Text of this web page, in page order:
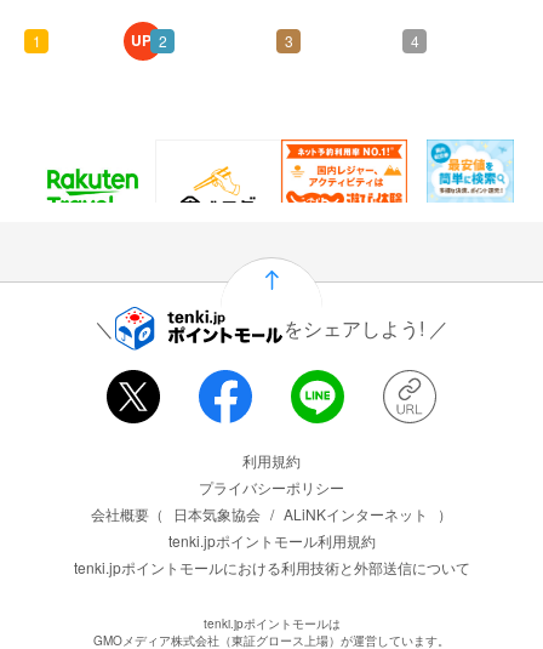
UP!
1
通常：50ポイント
2 3
1.5%還元
4
915ポイント
をシェアしよう!
利用規約
プライバシーポリシー
会社概要（
日本気象協会 / ALiNKインターネット
）
tenki.jpポイントモール利用規約
tenki.jpポイントモールにおける利用技術と外部送信について
tenki.jpポイントモールは
GMOメディア株式会社（東証グロース上場）が運営しています。